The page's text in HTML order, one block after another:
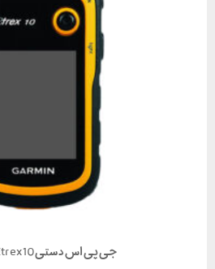
جی پی اس دستی GARMIN Etrex10